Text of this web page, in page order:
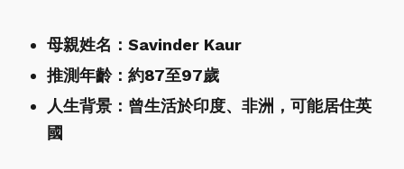
母親姓名：Savinder Kaur
推測年齡：約87至97歲
人生背景：曾生活於印度、非洲，可能居住英
國